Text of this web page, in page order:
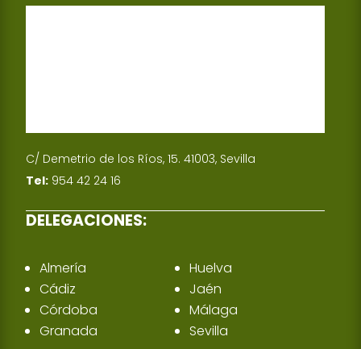
C/ Demetrio de los Ríos, 15. 41003, Sevilla
Tel: 954 42 24 16
DELEGACIONES:
Almería
Cádiz
Córdoba
Granada
Huelva
Jaén
Málaga
Sevilla